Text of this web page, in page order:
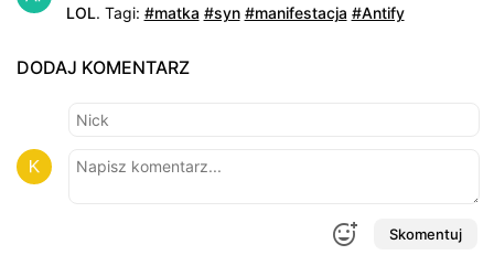
LOL. Tagi: #matka #syn #manifestacja #Antify
DODAJ KOMENTARZ
Skomentuj